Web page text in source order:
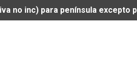
no inc) para península excepto